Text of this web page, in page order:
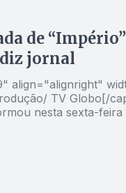
de
diz jornal
align="alignright"
TV Globo[/caption] A
nesta sexta-feira